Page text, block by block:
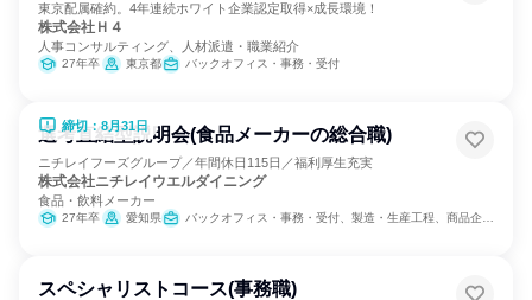
東京配属確約。4年連続ホワイト企業認定取得×成長環境！
株式会社Ｈ４
人事コンサルティング、人材派遣・職業紹介
27年卒 東京都 バックオフィス・事務・受付
締切：8月31日
選考直結型説明会(食品メーカーの総合職)
ニチレイフーズグループ／年間休日115日／福利厚生充実
株式会社ニチレイウエルダイニング
食品・飲料メーカー
27年卒 愛知県 バックオフィス・事務・受付、製造・生産工程、商品企画、経理/税務/財務、人事、総務、法務/知財、建築/土木/プラント専門職
スペシャリストコース(事務職)